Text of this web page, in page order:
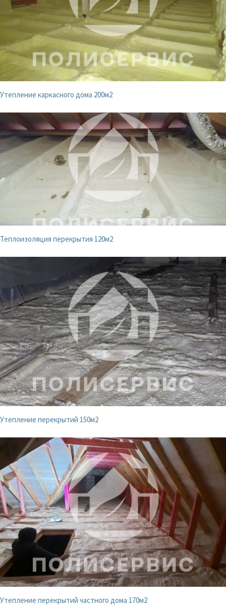
Утепление каркасного дома 200м2
Теплоизоляция перекрытия 120м2
Утепление перекрытий 150м2
Утепление перекрытий частного дома 170м2